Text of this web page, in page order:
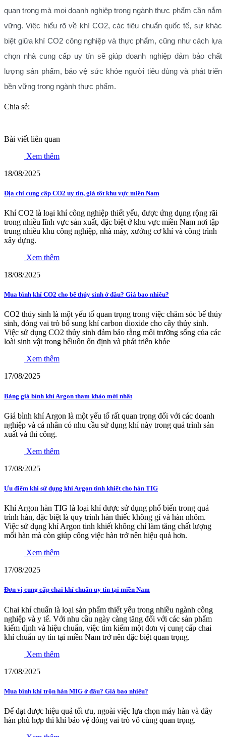
quan trọng mà mọi doanh nghiệp trong ngành thực phẩm cần nắm
vững. Việc hiểu rõ về khí CO2, các tiêu chuẩn quốc tế, sự khác
biệt giữa khí CO2 công nghiệp và thực phẩm, cũng như cách lựa
chọn nhà cung cấp uy tín sẽ giúp doanh nghiệp đảm bảo chất
lượng sản phẩm, bảo vệ sức khỏe người tiêu dùng và phát triển
bền vững trong ngành thực phẩm.
Chia sẻ:
Bài viết liên quan
Xem thêm
18/08/2025
Địa chỉ cung cấp CO2 uy tín, giá tốt khu vực miền Nam
Khí CO2 là loại khí công nghiệp thiết yếu, được ứng dụng rộng rãi
trong nhiều lĩnh vực sản xuất, đặc biệt ở khu vực miền Nam nơi tập
trung nhiều khu công nghiệp, nhà máy, xưởng cơ khí và công trình
xây dựng.
Xem thêm
18/08/2025
Mua bình khí CO2 cho bể thủy sinh ở đâu? Giá bao nhiêu?
CO2 thủy sinh là một yếu tố quan trọng trong việc chăm sóc bể thủy
sinh, đóng vai trò bổ sung khí carbon dioxide cho cây thủy sinh.
Việc sử dụng CO2 thủy sinh đảm bảo rằng môi trường sống của các
loài sinh vật trong bểluôn ổn định và phát triển khỏe
Xem thêm
17/08/2025
Bảng giá bình khí Argon tham khảo mới nhất
Giá bình khí Argon là một yếu tố rất quan trọng đối với các doanh
nghiệp và cá nhân có nhu cầu sử dụng khí này trong quá trình sản
xuất và thi công.
Xem thêm
17/08/2025
Ưu điểm khi sử dụng khí Argon tinh khiết cho hàn TIG
Khí Argon hàn TIG là loại khí được sử dụng phổ biến trong quá
trình hàn, đặc biệt là quy trình hàn thiếc không gỉ và hàn nhôm.
Việc sử dụng khí Argon tinh khiết không chỉ làm tăng chất lượng
mối hàn mà còn giúp công việc hàn trở nên hiệu quả hơn.
Xem thêm
17/08/2025
Đơn vị cung cấp chai khí chuẩn uy tín tại miền Nam
Chai khí chuẩn là loại sản phẩm thiết yếu trong nhiều ngành công
nghiệp và y tế. Với nhu cầu ngày càng tăng đối với các sản phẩm
kiểm định và hiệu chuẩn, việc tìm kiếm một đơn vị cung cấp chai
khí chuẩn uy tín tại miền Nam trở nên đặc biệt quan trọng.
Xem thêm
17/08/2025
Mua bình khí trộn hàn MIG ở đâu? Giá bao nhiêu?
Để đạt được hiệu quả tối ưu, ngoài việc lựa chọn máy hàn và dây
hàn phù hợp thì khí bảo vệ đóng vai trò vô cùng quan trọng.